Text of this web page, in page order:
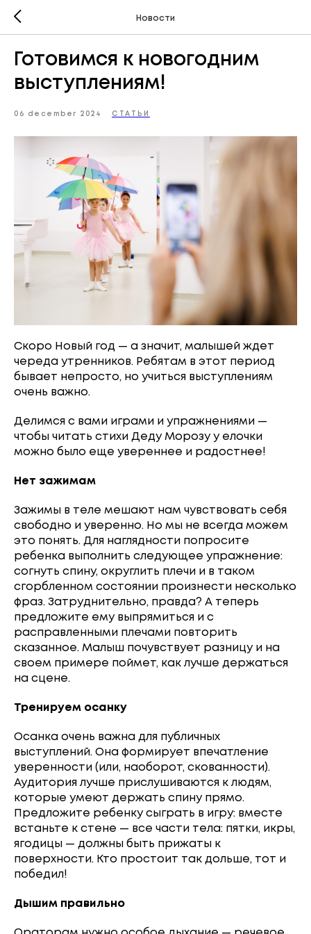
Новости
Готовимся к новогодним
выступлениям!
06 december 2024 СТАТЬИ
Скоро Новый год — а значит, малышей ждет
череда утренников. Ребятам в этот период
бывает непросто, но учиться выступлениям
очень важно.
Делимся с вами играми и упражнениями —
чтобы читать стихи Деду Морозу у елочки
можно было еще увереннее и радостнее!
Нет зажимам
Зажимы в теле мешают нам чувствовать себя
свободно и уверенно. Но мы не всегда можем
это понять. Для наглядности попросите
ребенка выполнить следующее упражнение:
согнуть спину, округлить плечи и в таком
сгорбленном состоянии произнести несколько
фраз. Затруднительно, правда? А теперь
предложите ему выпрямиться и с
расправленными плечами повторить
сказанное. Малыш почувствует разницу и на
своем примере поймет, как лучше держаться
на сцене.
Тренируем осанку
Осанка очень важна для публичных
выступлений. Она формирует впечатление
уверенности (или, наоборот, скованности).
Аудитория лучше прислушиваются к людям,
которые умеют держать спину прямо.
Предложите ребенку сыграть в игру: вместе
встаньте к стене — все части тела: пятки, икры,
ягодицы — должны быть прижаты к
поверхности. Кто простоит так дольше, тот и
победил!
Дышим правильно